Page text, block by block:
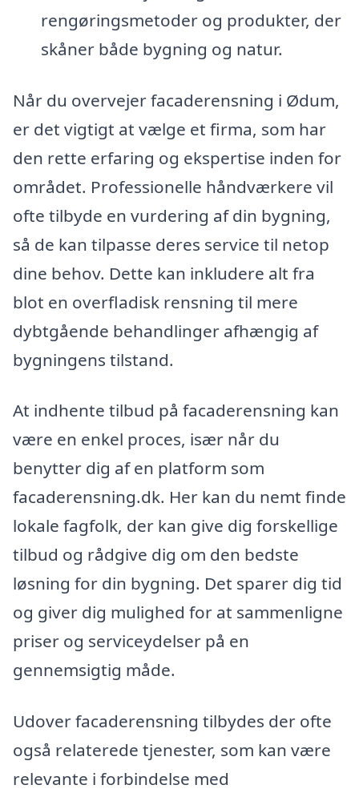
rengøringsmetoder og produkter, der
skåner både bygning og natur.
Når du overvejer facaderensning i Ødum,
er det vigtigt at vælge et firma, som har
den rette erfaring og ekspertise inden for
området. Professionelle håndværkere vil
ofte tilbyde en vurdering af din bygning,
så de kan tilpasse deres service til netop
dine behov. Dette kan inkludere alt fra
blot en overfladisk rensning til mere
dybtgående behandlinger afhængig af
bygningens tilstand.
At indhente tilbud på facaderensning kan
være en enkel proces, især når du
benytter dig af en platform som
facaderensning.dk. Her kan du nemt finde
lokale fagfolk, der kan give dig forskellige
tilbud og rådgive dig om den bedste
løsning for din bygning. Det sparer dig tid
og giver dig mulighed for at sammenligne
priser og serviceydelser på en
gennemsigtig måde.
Udover facaderensning tilbydes der ofte
også relaterede tjenester, som kan være
relevante i forbindelse med